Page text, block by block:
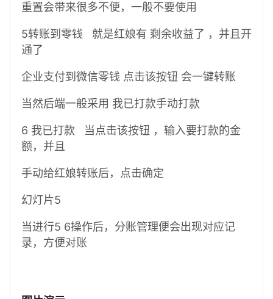
重置会带来很多不便，一般不要使用
5转账到零钱 就是红娘有 剩余收益了 ，并且开
通了
企业支付到微信零钱 点击该按钮 会一键转账
当然后端一般采用 我已打款手动打款
6 我已打款 当点击该按钮 ，输入要打款的金
额，并且
手动给红娘转账后，点击确定
幻灯片5
当进行5 6操作后，分账管理便会出现对应记
录，方便对账